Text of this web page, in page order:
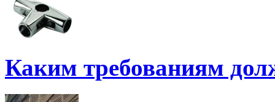
Каким требованиям